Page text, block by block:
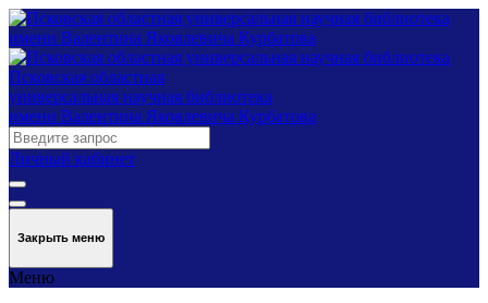
Псковская областная
универсальная научная библиотека
имени Валентина Яковлевича Курбатова
Личный кабинет
Закрыть меню
Меню